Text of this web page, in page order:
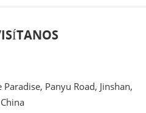
Panyu Road, Jinshan,